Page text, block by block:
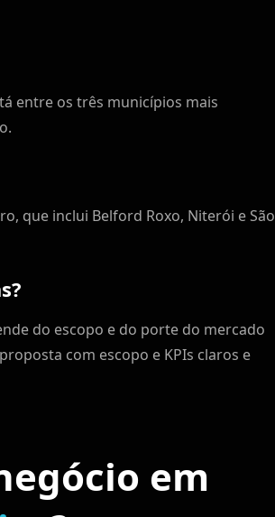
entre os três municípios mais
que inclui Belford Roxo, Niterói e São
do escopo e do porte do mercado
com escopo e KPIs claros e
em